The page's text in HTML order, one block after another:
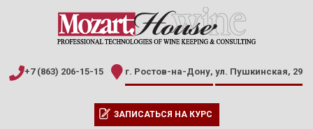
+7 (863) 206-15-15 г. Ростов-на-Дону, ул. Пушкинская, 29
ЗАПИСАТЬСЯ НА КУРС